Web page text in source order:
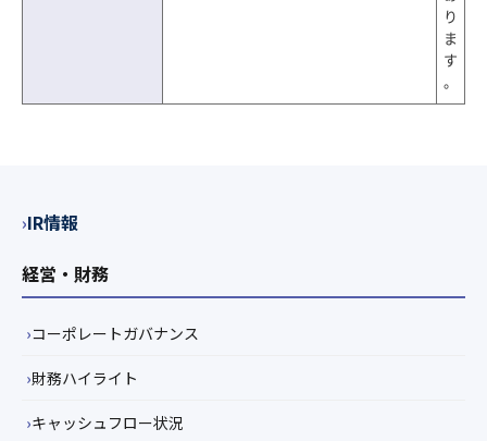
IR情報
経営・財務
コーポレートガバナンス
財務ハイライト
キャッシュフロー状況